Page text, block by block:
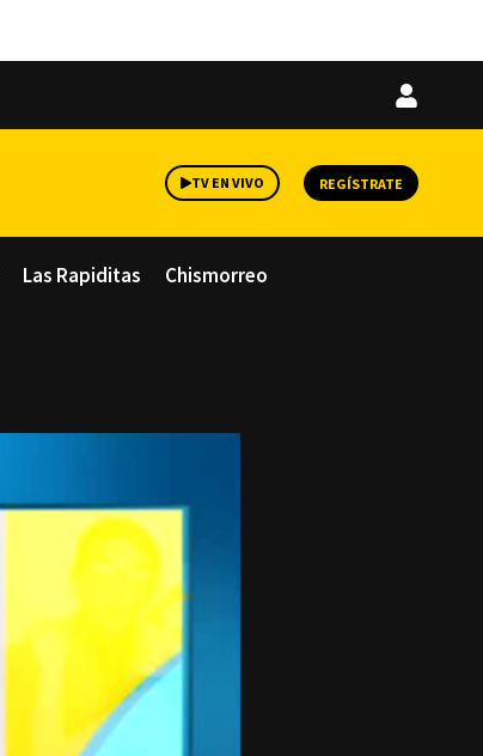
Iniciar
TV EN VIVO REGÍSTRATE
Las Rapiditas Chismorreo